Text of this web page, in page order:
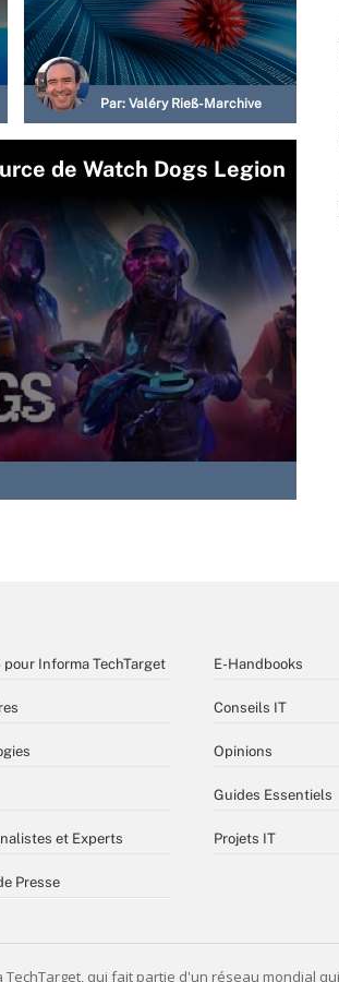
Par: Valéry Rieß-Marchive
de Watch Dogs Legion
pour Informa TechTarget
et Experts
Presse
E-Handbooks
Conseils IT
Opinions
Guides Essentiels
Projets IT